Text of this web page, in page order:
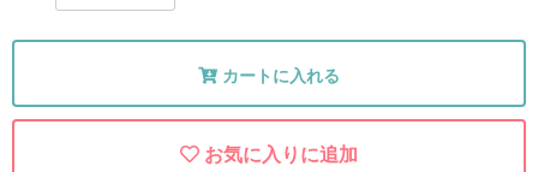
カートに入れる
お気に入りに追加